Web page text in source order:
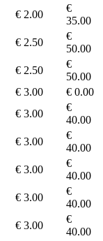
€ 2.00
€
35.00
€ 2.50
€
50.00
€ 2.50
€
50.00
€ 3.00
€ 0.00
€ 3.00
€
40.00
€ 3.00
€
40.00
€ 3.00
€
40.00
€ 3.00
€
40.00
€ 3.00
€
40.00